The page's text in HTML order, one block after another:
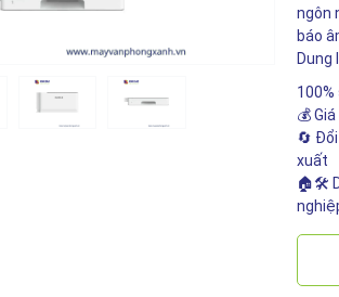
ngôn
báo
💰
🔄
xuất
🏠🛠️